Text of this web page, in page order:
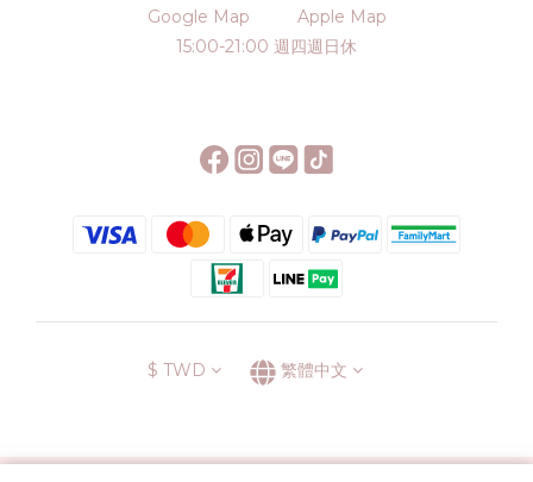
Google Map
Apple Map
15:00-21:00 週四週日休
$ TWD 繁體中文